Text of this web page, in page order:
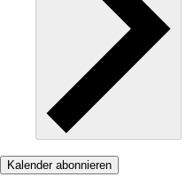
Kalender abonnieren